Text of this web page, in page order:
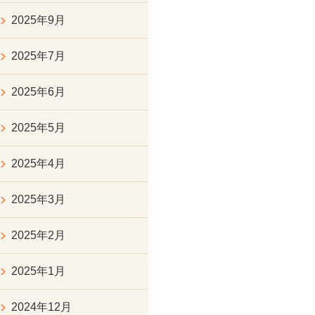
2025年9月
2025年7月
2025年6月
2025年5月
2025年4月
2025年3月
2025年2月
2025年1月
2024年12月